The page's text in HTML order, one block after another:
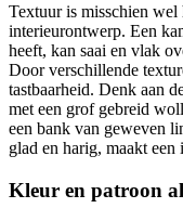
Textuur is misschien wel
interieurontwerp. Een
heeft, kan saai en vlak
Door verschillende
tastbaarheid. Denk aan
met een grof gebreid
een bank van geweven
glad en harig, maakt
Kleur en patroon